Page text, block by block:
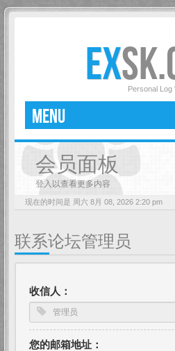
EX Personal Log
MENU
会员面板
登入以查看更多内容
现在的时间是 周六 8月 08, 2026 2:20 pm
联系论坛管理员
收信人：
您的邮箱地址：